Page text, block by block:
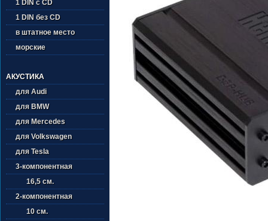
1 DIN с CD
1 DIN без CD
в штатное место
морские
АКУСТИКА
для Audi
для BMW
для Mercedes
для Volkswagen
для Tesla
3-компонентная
16,5 см.
2-компонентная
10 см.